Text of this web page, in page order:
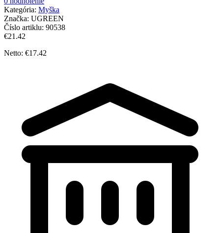
Kategória: Myška
Značka: UGREEN
Číslo artiklu: 90538
€21.42
Netto: €17.42